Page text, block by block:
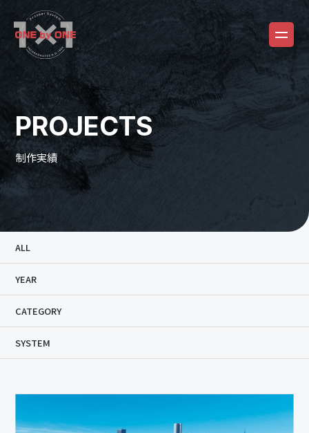
PROJECTS
制作実績
ALL
YEAR
CATEGORY
SYSTEM